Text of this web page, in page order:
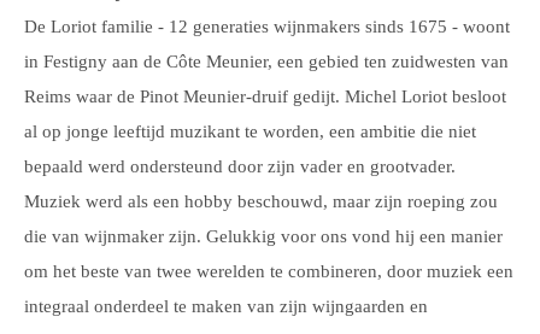
De Loriot familie - 12 generaties wijnmakers sinds 1675 - woont
in Festigny aan de Côte Meunier, een gebied ten zuidwesten van
Reims waar de Pinot Meunier-druif gedijt. Michel Loriot besloot
al op jonge leeftijd muzikant te worden, een ambitie die niet
bepaald werd ondersteund door zijn vader en grootvader.
Muziek werd als een hobby beschouwd, maar zijn roeping zou
die van wijnmaker zijn. Gelukkig voor ons vond hij een manier
om het beste van twee werelden te combineren, door muziek een
integraal onderdeel te maken van zijn wijngaarden en